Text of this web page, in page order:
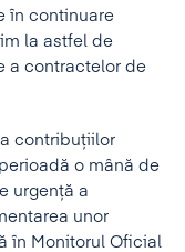
în continuare
la astfel de
a contractelor de
contribuţiilor
o mână de
urgenţă a
unor
în Monitorul Oficial